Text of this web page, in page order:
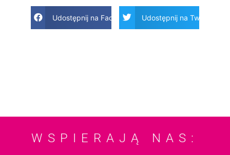
Udostępnij na Facebook Udostępnij na Twitter
WSPIERAJĄ NAS: